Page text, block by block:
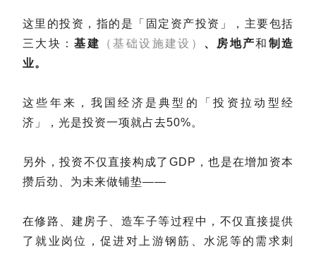
这里的投资，指的是「固定资产投资」，主要包括
三大块：基建 （基础设施建设） 、房地产和 制造
业。
这些年来，我国经济是典型的「投资拉动型经
济」，光是投资一项就占去50%。
另外，投资不仅直接构成了GDP，也是在增加资本
攒后劲、为未来做铺垫——
在修路、建房子、造车子等过程中，不仅直接提供
了就业岗位，促进对上游钢筋、水泥等的需求刺